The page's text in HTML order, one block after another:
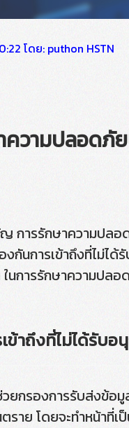
โดย: puthon HSTN
ความปลอดภั
การรักษาความปล
นการเข้าถึงที่ไม่ได้
นการรักษาความป
ข้าถึงที่ไม่ได้รับ
ยกรองการรับส่งข้อมู
าย โดยจะทำหน้าที่